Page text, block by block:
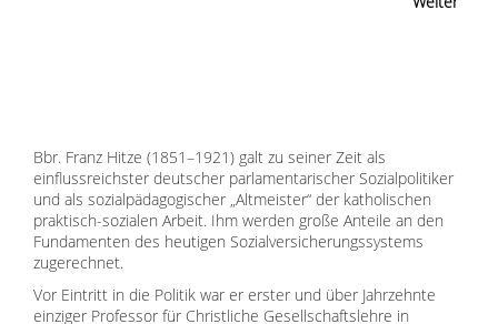
Bbr. Franz Hitze (1851–1921) galt zu seiner Zeit als
einflussreichster deutscher parlamentarischer Sozialpolitiker
und als sozialpädagogischer „Altmeister“ der katholischen
praktisch-sozialen Arbeit. Ihm werden große Anteile an den
Fundamenten des heutigen Sozialversicherungssystems
zugerechnet.
Vor Eintritt in die Politik war er erster und über Jahrzehnte
einziger Professor für Christliche Gesellschaftslehre in